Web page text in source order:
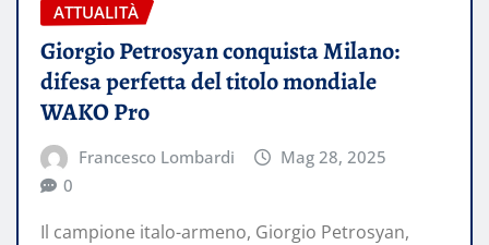
ATTUALITÀ
Giorgio Petrosyan conquista Milano:
difesa perfetta del titolo mondiale
WAKO Pro
Francesco Lombardi
Mag 28, 2025
0
Il campione italo-armeno, Giorgio Petrosyan,